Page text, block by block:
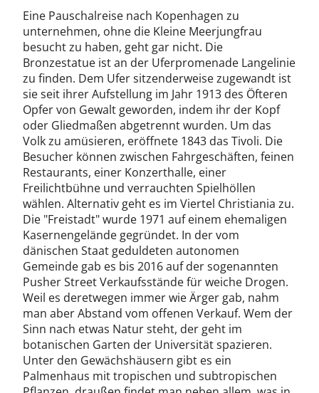
Eine Pauschalreise nach Kopenhagen zu
unternehmen, ohne die Kleine Meerjungfrau
besucht zu haben, geht gar nicht. Die
Bronzestatue ist an der Uferpromenade Langelinie
zu finden. Dem Ufer sitzenderweise zugewandt ist
sie seit ihrer Aufstellung im Jahr 1913 des Öfteren
Opfer von Gewalt geworden, indem ihr der Kopf
oder Gliedmaßen abgetrennt wurden. Um das
Volk zu amüsieren, eröffnete 1843 das Tivoli. Die
Besucher können zwischen Fahrgeschäften, feinen
Restaurants, einer Konzerthalle, einer
Freilichtbühne und verrauchten Spielhöllen
wählen. Alternativ geht es im Viertel Christiania zu.
Die "Freistadt" wurde 1971 auf einem ehemaligen
Kasernengelände gegründet. In der vom
dänischen Staat geduldeten autonomen
Gemeinde gab es bis 2016 auf der sogenannten
Pusher Street Verkaufsstände für weiche Drogen.
Weil es deretwegen immer wie Ärger gab, nahm
man aber Abstand vom offenen Verkauf. Wem der
Sinn nach etwas Natur steht, der geht im
botanischen Garten der Universität spazieren.
Unter den Gewächshäusern gibt es ein
Palmenhaus mit tropischen und subtropischen